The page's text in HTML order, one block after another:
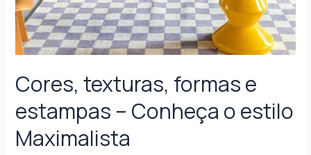
Cores, texturas, formas e
estampas – Conheça o estilo
Maximalista